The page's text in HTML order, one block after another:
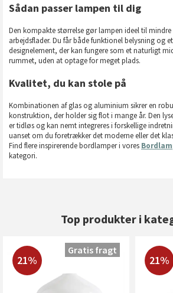
Sådan passer lampen til dig
Den kompakte størrelse gør lampen ideel til
arbejdsflader. Du får både funktionel belysning og et
designelement, der kan fungere som et naturligt
rummet, uden at optage for meget plads.
Kvalitet, du kan stole på
Kombinationen af glas og aluminium sikrer en
konstruktion, der holder sig flot i mange år. Den
er tidløs og kan nemt integreres i forskellige
uanset om du foretrækker det moderne eller det
Find flere inspirerende bordlamper i vores
kategori.
Top produkter i
21%
Gratis fragt
21%